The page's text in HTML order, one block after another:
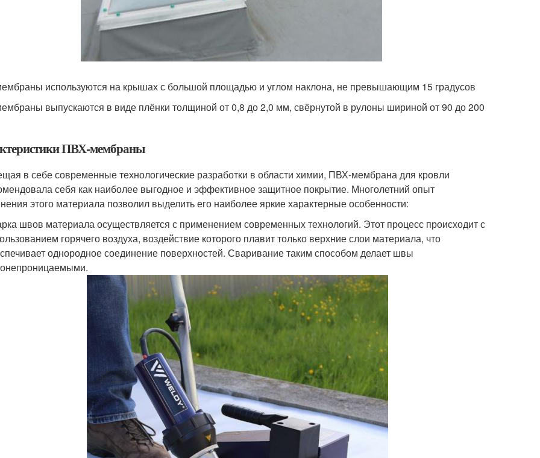
используются на крышах с большой площадью и углом наклона, не превышающим 15 градусов
выпускаются в виде плёнки толщиной от 0,8 до 2,0 мм, свёрнутой в рулоны шириной от 90 до 200
ПВХ-мембраны
в себе современные технологические разработки в области химии, ПВХ-мембрана для кровли
себя как наиболее выгодное и эффективное защитное покрытие. Многолетний опыт
этого материала позволил выделить его наиболее яркие характерные особенности:
швов материала осуществляется с применением современных технологий. Этот процесс происходит с
горячего воздуха, воздействие которого плавит только верхние слои материала, что
однородное соединение поверхностей. Сваривание таким способом делает швы